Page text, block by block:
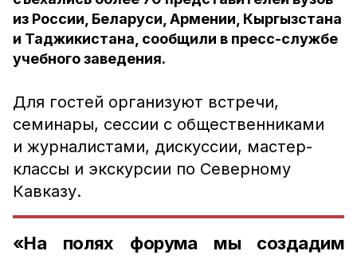
из России, Беларуси, Армении, Кыргызстана
и Таджикистана, сообщили в пресс-службе
учебного заведения.
Для гостей организуют встречи,
семинары, сессии с общественниками
и журналистами, дискуссии, мастер-
классы и экскурсии по Северному
Кавказу.
«На полях форума мы создадим